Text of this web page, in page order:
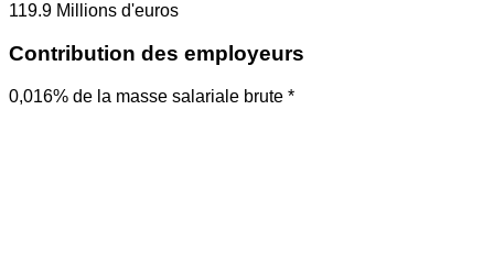
119.9 Millions d'euros
Contribution des employeurs
0,016% de la masse salariale brute *